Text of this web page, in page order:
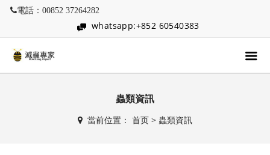
電話：00852 37264282
whatsapp:+852 60540383
蟲類資訊
當前位置： 首页> 蟲類資訊